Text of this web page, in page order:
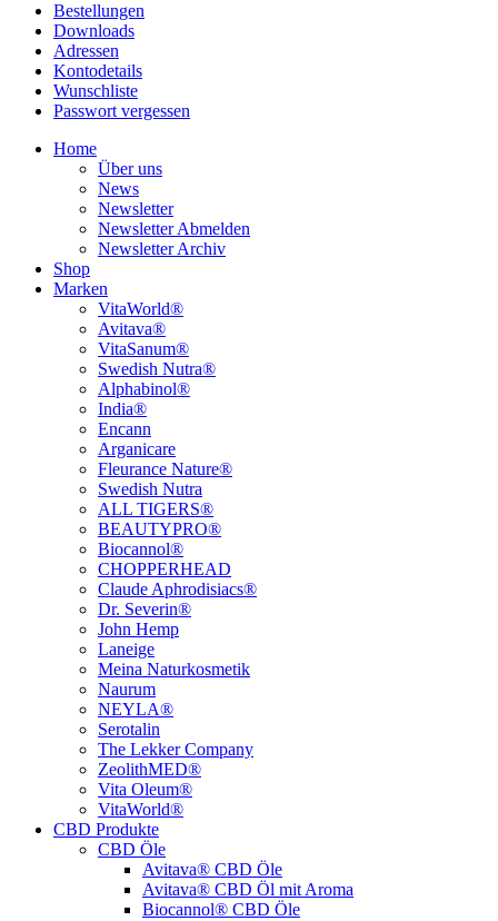
Bestellungen
Downloads
Adressen
Kontodetails
Wunschliste
Passwort vergessen
Home
Über uns
News
Newsletter
Newsletter Abmelden
Newsletter Archiv
Shop
Marken
VitaWorld®
Avitava®
VitaSanum®
Swedish Nutra®
Alphabinol®
India®
Encann
Arganicare
Fleurance Nature®
Swedish Nutra
ALL TIGERS®
BEAUTYPRO®
Biocannol®
CHOPPERHEAD
Claude Aphrodisiacs®
Dr. Severin®
John Hemp
Laneige
Meina Naturkosmetik
Naurum
NEYLA®
Serotalin
The Lekker Company
ZeolithMED®
Vita Oleum®
VitaWorld®
CBD Produkte
CBD Öle
Avitava® CBD Öle
Avitava® CBD Öl mit Aroma
Biocannol® CBD Öle